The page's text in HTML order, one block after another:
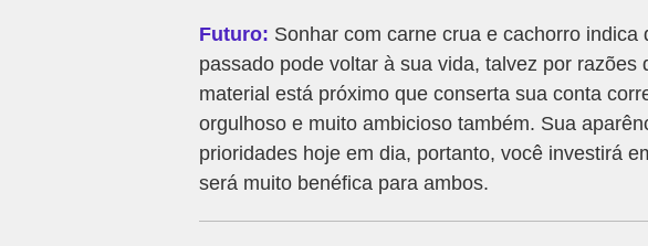
Futuro: Sonhar com carne crua e cachorro indica
passado pode voltar à sua vida, talvez por razões
material está próximo que conserta sua conta
orgulhoso e muito ambicioso também. Sua
prioridades hoje em dia, portanto, você investirá
será muito benéfica para ambos.